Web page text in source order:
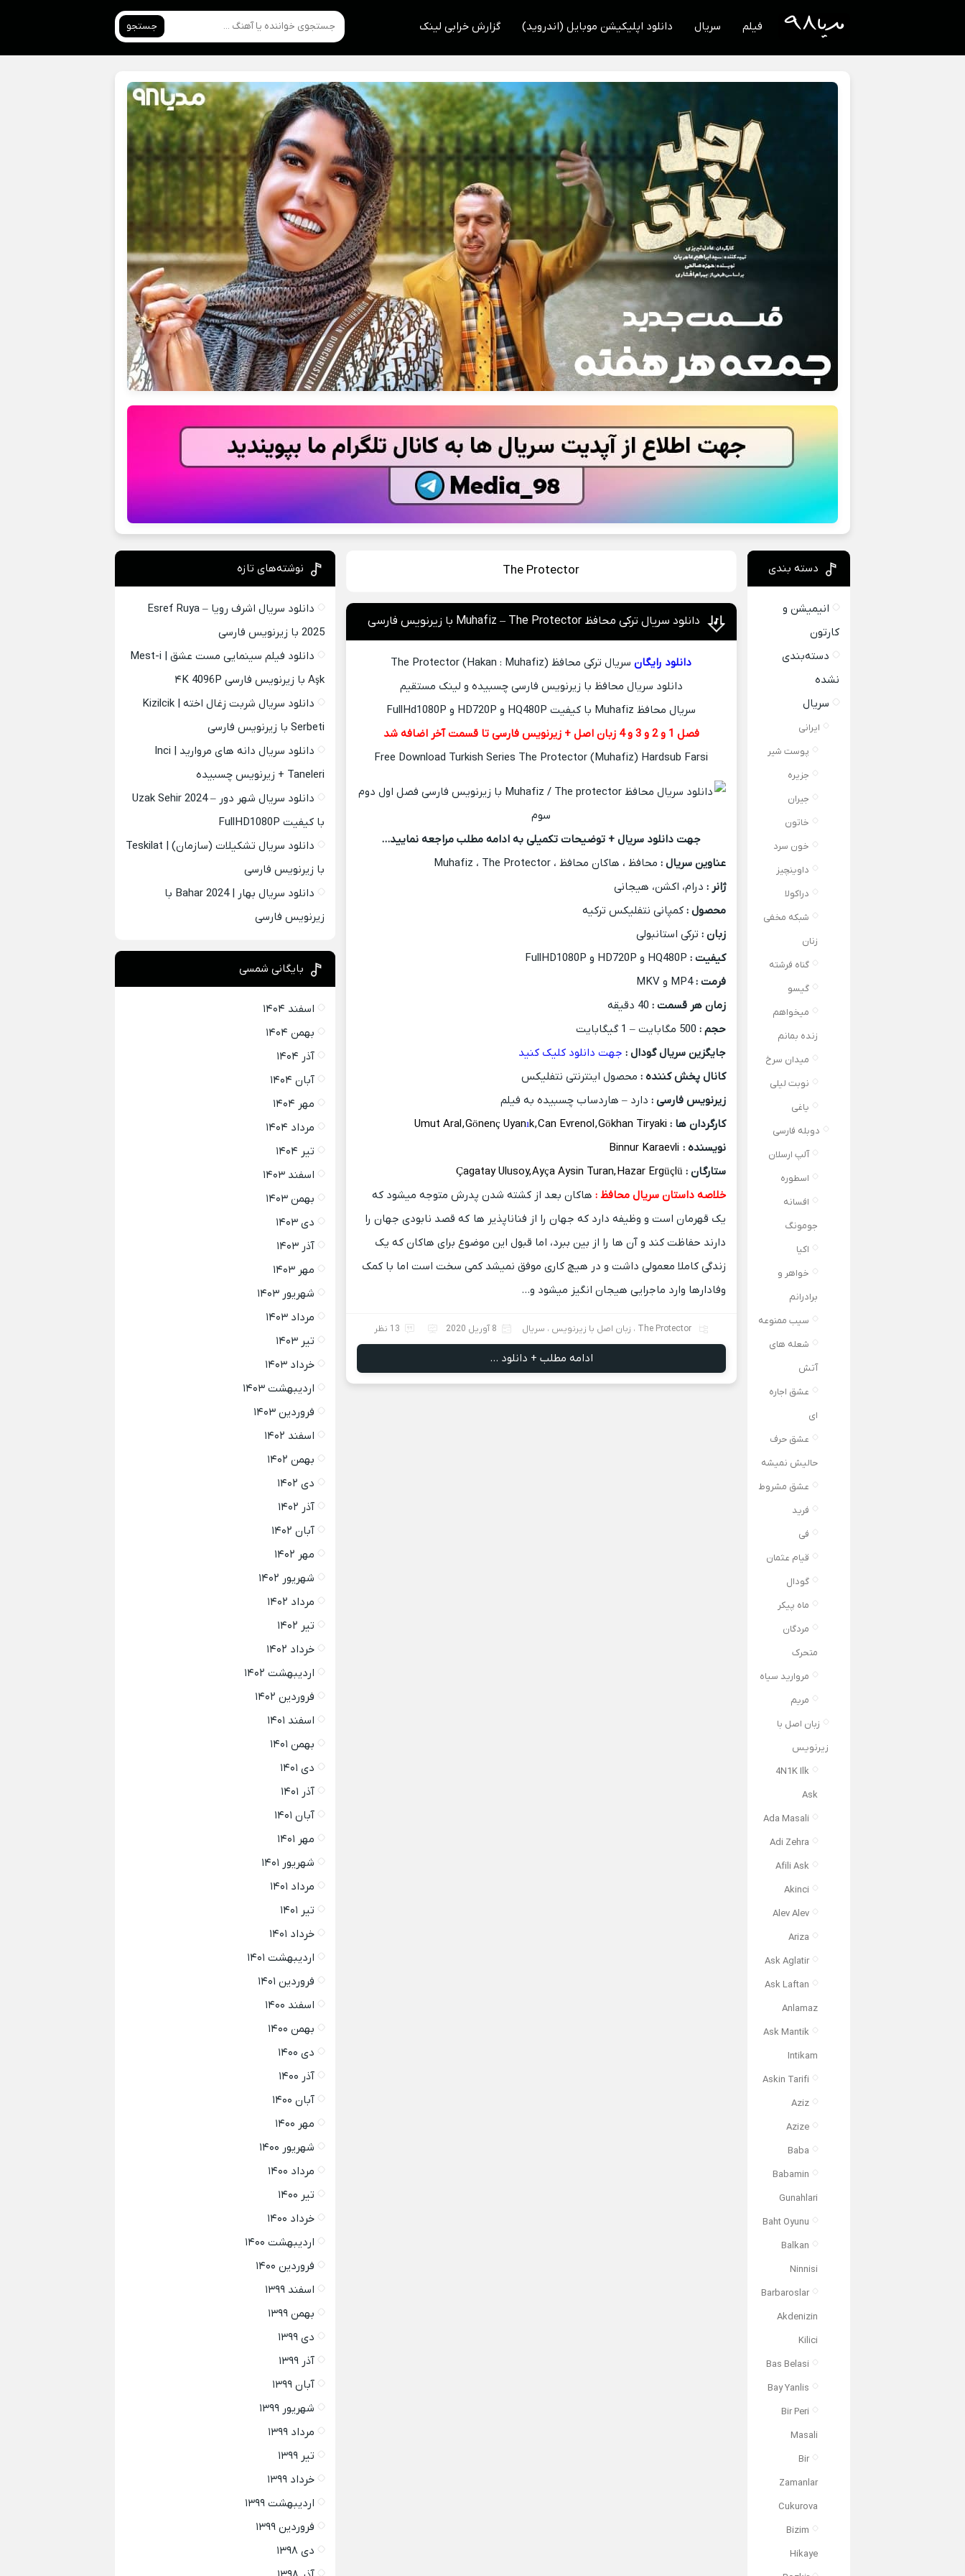
فیلم سریال دانلود اپلیکیشن موبایل (اندروید) گزارش خرابی لینک جستجو
The Protector
دانلود سریال ترکی محافظ Muhafiz – The Protector با زیرنویس فارسی
دانلود رایگانسریال ترکی محافظ The Protector (Hakan : Muhafiz)
دانلود سریال محافظ با زیرنویس فارسی چسبیده و لینک مستقیم
سریال محافظ Muhafiz با کیفیت HQ480P و HD720P و FullHd1080P
فصل 1 و 2 و 3 و 4 زبان اصل + زیرنویس فارسی تا قسمت آخر اضافه شد
Free Download Turkish Series The Protector (Muhafiz) Hardsub Farsi
جهت دانلود سریال + توضیحات تکمیلی به ادامه مطلب مراجعه نمایید…
عناوین سریال : محافظ ، هاکان محافظ ، Muhafiz ، The Protector
ژانر : درام، اکشن، هیجانی
محصول : کمپانی نتفلیکس ترکیه
زبان : ترکی استانبولی
کیفیت :
فرمت :MP4 و MKV
زمان هر قسمت :
حجم :
جایگزین سریال گودال : جهت دانلود کلیک کنید
کانال پخش کننده : محصول اینترنتی نتفلیکس
زیرنویس فارسی : دارد – هاردساب چسبیده به فیلم
کارگردان ها :
Umut Aral , Gönenç Uyanık , Can Evrenol , Gökhan Tiryaki
نویسنده :
ستارگان : Çagatay Ulusoy, Ayça Aysin Turan, Hazar Ergüçlü
خلاصه داستان سریال محافظ : هاکان بعد از کشته شدن پدرش متوجه میشود که
یک قهرمان است و وظیفه دارد که جهان را از فناناپذیر ها که قصد نابودی جهان را
دارند حفاظت کند و آن ها را از بین ببرد، اما قبول این موضوع برای هاکان که یک
زندگی کاملا معمولی داشت و در هیچ کاری موفق نمیشد کمی سخت است اما با کمک
وفادارها وارد ماجرایی هیجان انگیز میشود و…
The Protector ، زبان اصل با زیرنویس ، سریال 8 آوریل 2020 13 نظر
ادامه مطلب + دانلود ...
دسته بندی
انیمیشن و
کارتون
دسته‌بندی
نشده
سریال
ایرانی
پوست شیر
جزیره
جیران
خاتون
خون سرد
داوینچیز
دراکولا
شبکه مخفی
زنان
گناه فرشته
گیسو
میخواهم
زنده بمانم
میدان سرخ
نوبت لیلی
یاغی
دوبله فارسی
آلپ ارسلان
اسطوره
افسانه
جومونگ
اکیا
خواهر و
برادرانم
سیب ممنوعه
شعله های
آتش
عشق اجاره
ای
عشق حرف
حالیش نمیشه
عشق مشروط
فرید
فی
قیام عثمان
گودال
ماه پیکر
مردگان
متحرک
مروارید سیاه
مریم
زبان اصل با
زیرنویس
4N1K Ilk
Ask
Ada Masali
Adi Zehra
Afili Ask
Akinci
Alev Alev
Ariza
Ask Aglatir
Ask Laftan
Anlamaz
Ask Mantik
Intikam
Askin Tarifi
Aziz
Azize
Baba
Babamin
Gunahlari
Baht Oyunu
Balkan
Ninnisi
Barbaroslar
Akdenizin
Kilici
Bas Belasi
Bay Yanlis
Bir Peri
Masali
Bir
Zamanlar
Cukurova
Bizim
Hikaye
نوشته‌های تازه
دانلود سریال اشرف رویا – Esref Ruya
2025 با زیرنویس فارسی
دانلود فیلم سینمایی مست عشق | Mest-i
Aşk با زیرنویس فارسی ۴K 4096P
دانلود سریال شربت زغال اخته | Kizilcik
Serbeti با زیرنویس فارسی
دانلود سریال دانه های مروارید | Inci
Taneleri + زیرنویس چسبیده
دانلود سریال شهر دور – Uzak Sehir 2024
با کیفیت FullHD1080P
دانلود سریال تشکیلات (سازمان) | Teskilat
با زیرنویس فارسی
دانلود سریال بهار | Bahar 2024 با
زیرنویس فارسی
بایگانی شمسی
اسفند ۱۴۰۴
بهمن ۱۴۰۴
آذر ۱۴۰۴
آبان ۱۴۰۴
مهر ۱۴۰۴
مرداد ۱۴۰۴
تیر ۱۴۰۴
اسفند ۱۴۰۳
بهمن ۱۴۰۳
دی ۱۴۰۳
آذر ۱۴۰۳
مهر ۱۴۰۳
شهریور ۱۴۰۳
مرداد ۱۴۰۳
تیر ۱۴۰۳
خرداد ۱۴۰۳
اردیبهشت ۱۴۰۳
فروردین ۱۴۰۳
اسفند ۱۴۰۲
بهمن ۱۴۰۲
دی ۱۴۰۲
آذر ۱۴۰۲
آبان ۱۴۰۲
مهر ۱۴۰۲
شهریور ۱۴۰۲
مرداد ۱۴۰۲
تیر ۱۴۰۲
خرداد ۱۴۰۲
اردیبهشت ۱۴۰۲
فروردین ۱۴۰۲
اسفند ۱۴۰۱
بهمن ۱۴۰۱
دی ۱۴۰۱
آذر ۱۴۰۱
آبان ۱۴۰۱
مهر ۱۴۰۱
شهریور ۱۴۰۱
مرداد ۱۴۰۱
تیر ۱۴۰۱
خرداد ۱۴۰۱
اردیبهشت ۱۴۰۱
فروردین ۱۴۰۱
اسفند ۱۴۰۰
بهمن ۱۴۰۰
دی ۱۴۰۰
آذر ۱۴۰۰
آبان ۱۴۰۰
مهر ۱۴۰۰
شهریور ۱۴۰۰
مرداد ۱۴۰۰
تیر ۱۴۰۰
خرداد ۱۴۰۰
اردیبهشت ۱۴۰۰
فروردین ۱۴۰۰
اسفند ۱۳۹۹
بهمن ۱۳۹۹
دی ۱۳۹۹
آذر ۱۳۹۹
آبان ۱۳۹۹
شهریور ۱۳۹۹
مرداد ۱۳۹۹
تیر ۱۳۹۹
خرداد ۱۳۹۹
اردیبهشت ۱۳۹۹
فروردین ۱۳۹۹
دی ۱۳۹۸